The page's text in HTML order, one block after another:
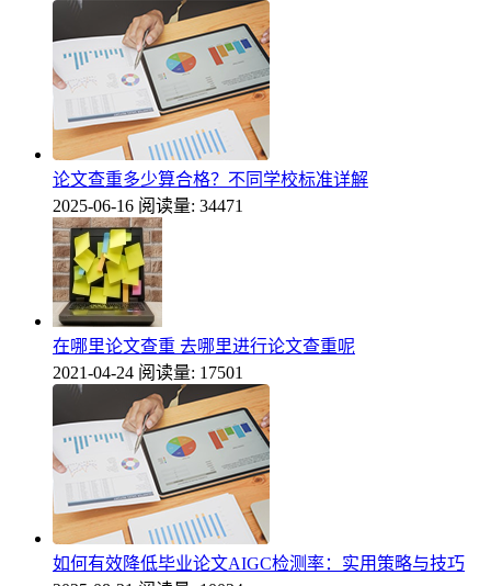
论文查重多少算合格？不同学校标准详解
2025-06-16 阅读量: 34471
在哪里论文查重 去哪里进行论文查重呢
2021-04-24 阅读量: 17501
如何有效降低毕业论文AIGC检测率：实用策略与技巧